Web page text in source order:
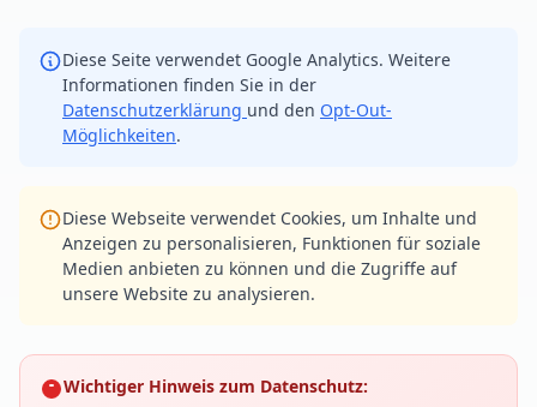
Diese Seite verwendet Google Analytics. Weitere
Informationen finden Sie in der
Datenschutzerklärung und den Opt-Out-
Möglichkeiten.
Diese Webseite verwendet Cookies, um Inhalte und
Anzeigen zu personalisieren, Funktionen für soziale
Medien anbieten zu können und die Zugriffe auf
unsere Website zu analysieren.
Wichtiger Hinweis zum Datenschutz: